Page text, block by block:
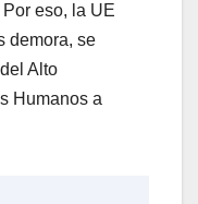
eso, la UE
demora, se
Alto
Humanos a